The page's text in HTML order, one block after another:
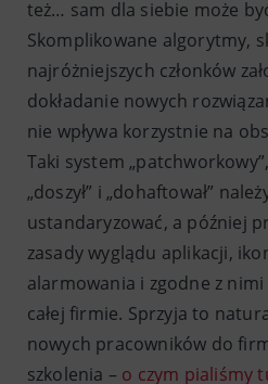
też… sam dla siebie może
Skomplikowane algorytmy,
najróżniejszych członków
dokładanie nowych
nie wpływa korzystnie na
Taki system
„doszył” i „dohaftował”
ustandaryzować, a później
zasady wyglądu aplikacji,
alarmowania i zgodne z
całej firmie. Sprzyja to
nowych pracowników do
szkolenia – o czym pialiśmy